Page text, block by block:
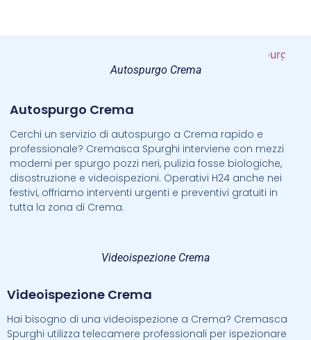
Autospurgo Crema
Autospurgo Crema
Cerchi un servizio di autospurgo a Crema rapido e
professionale? Cremasca Spurghi interviene con mezzi
moderni per spurgo pozzi neri, pulizia fosse biologiche,
disostruzione e videoispezioni. Operativi H24 anche nei
festivi, offriamo interventi urgenti e preventivi gratuiti in
tutta la zona di Crema.
Videoispezione Crema
Videoispezione Crema
Hai bisogno di una videoispezione a Crema? Cremasca
Spurghi utilizza telecamere professionali per ispezionare